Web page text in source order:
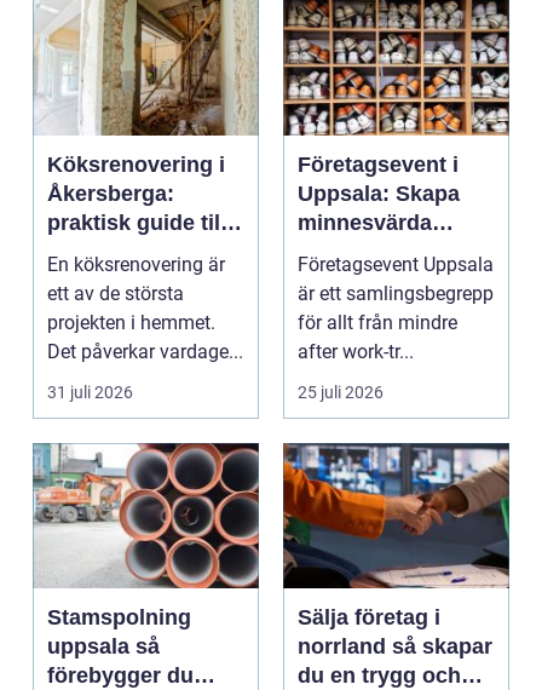
Köksrenovering i
Åkersberga:
praktisk guide till
ett smartare kök
En köksrenovering är
ett av de största
projekten i hemmet.
Det påverkar vardage...
31 juli 2026
Företagsevent i
Uppsala: Skapa
minnesvärda
möten som bygger
starkare team
Företagsevent Uppsala
är ett samlingsbegrepp
för allt från mindre
after work-tr...
25 juli 2026
Stamspolning
uppsala så
förebygger du
Sälja företag i
norrland så skapar
du en trygg och